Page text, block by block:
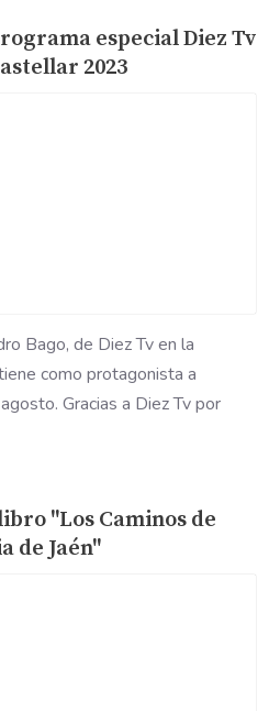
especial Diez Tv
2023
Bago, de Diez Tv en la
como protagonista a
Gracias a Diez Tv por
"Los Caminos de
de Jaén"